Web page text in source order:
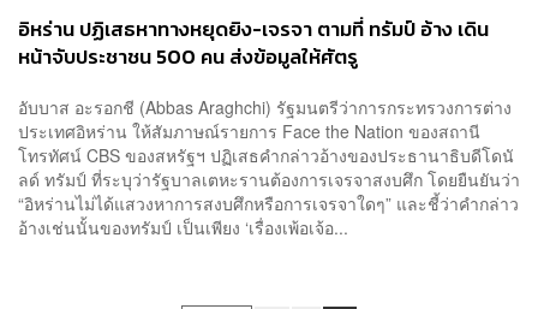
อิหร่าน ปฏิเสธหาทางหยุดยิง-เจรจา ตามที่ ทรัมป์ อ้าง เดิน
หน้าจับประชาชน 500 คน ส่งข้อมูลให้ศัตรู
อับบาส อะรอกชี (Abbas Araghchi) รัฐมนตรีว่าการกระทรวงการต่าง
ประเทศอิหร่าน ให้สัมภาษณ์รายการ Face the Nation ของสถานี
โทรทัศน์ CBS ของสหรัฐฯ ปฏิเสธคำกล่าวอ้างของประธานาธิบดีโดนั
ลด์ ทรัมป์ ที่ระบุว่ารัฐบาลเตหะรานต้องการเจรจาสงบศึก โดยยืนยันว่า
“อิหร่านไม่ได้แสวงหาการสงบศึกหรือการเจรจาใดๆ” และชี้ว่าคำกล่าว
อ้างเช่นนั้นของทรัมป์ เป็นเพียง ‘เรื่องเพ้อเจ้อ...